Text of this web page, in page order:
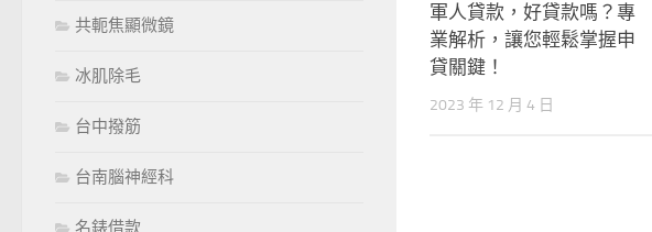
軍人貸款，好貸款嗎？專
業解析，讓您輕鬆掌握申
貸關鍵！
2023 年 12 月 4 日
共軛焦顯微鏡
冰肌除毛
台中撥筋
台南腦神經科
名錶借款